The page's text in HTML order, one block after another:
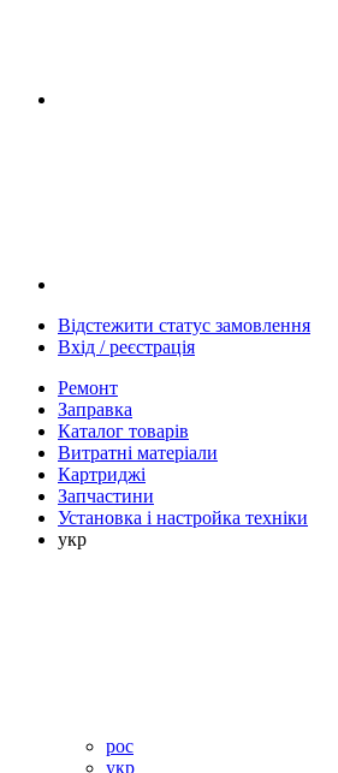
Відстежити статус замовлення
Вхід / реєстрація
Ремонт
Заправка
Каталог товарів
Витратні матеріали
Картриджі
Запчастини
Установка і настройка техніки
укр
рос
укр